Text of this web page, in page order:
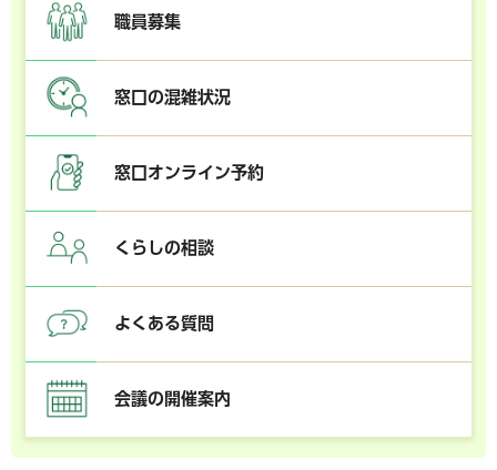
職員募集
窓口の混雑状況
窓口オンライン予約
くらしの相談
よくある質問
会議の開催案内